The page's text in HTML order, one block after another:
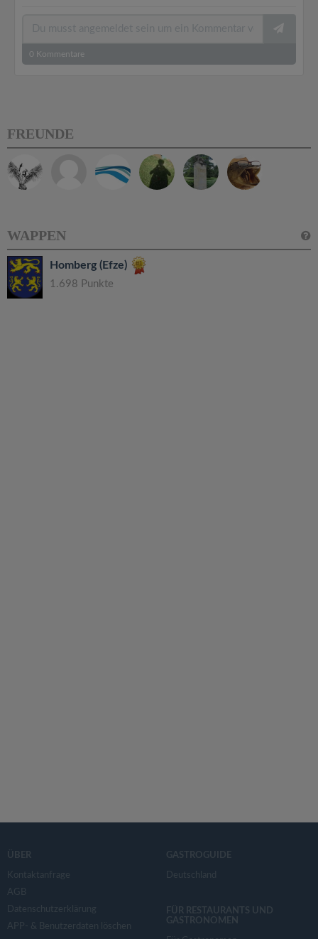
0 Kommentare
FREUNDE
WAPPEN
Homberg (Efze)
1.698 Punkte
ÜBER
Kontaktanfrage
AGB
Datenschutzerklärung
APP- & Benutzerdaten löschen
GASTROGUIDE
Deutschland
FÜR RESTAURANTS UND
GASTRONOMEN